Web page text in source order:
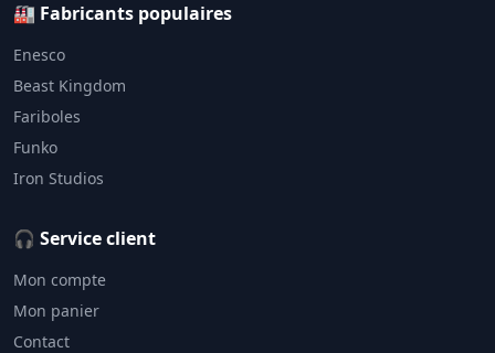
🏭 Fabricants populaires
Enesco
Beast Kingdom
Fariboles
Funko
Iron Studios
🎧 Service client
Mon compte
Mon panier
Contact